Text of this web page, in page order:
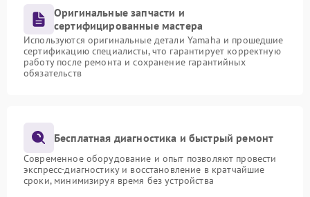
Оригинальные запчасти и
сертифицированные мастера
Используются оригинальные детали Yamaha и прошедшие
сертификацию специалисты, что гарантирует корректную
работу после ремонта и сохранение гарантийных
обязательств
Бесплатная диагностика и быстрый ремонт
Современное оборудование и опыт позволяют провести
экспресс-диагностику и восстановление в кратчайшие
сроки, минимизируя время без устройства